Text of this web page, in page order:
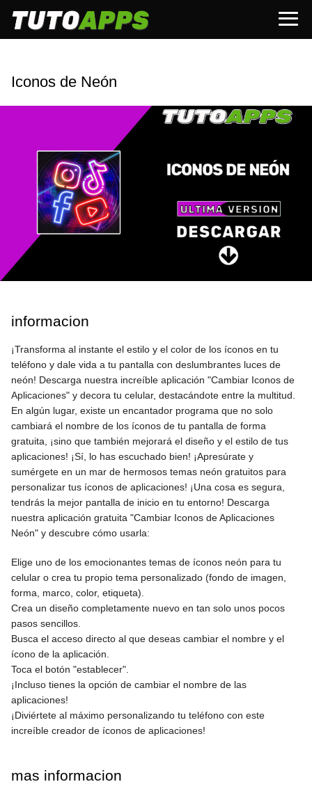
Iconos de Neón
informacion
¡Transforma al instante el estilo y el color de los íconos en tu
teléfono y dale vida a tu pantalla con deslumbrantes luces de
neón! Descarga nuestra increíble aplicación "Cambiar Iconos de
Aplicaciones" y decora tu celular, destacándote entre la multitud.
En algún lugar, existe un encantador programa que no solo
cambiará el nombre de los íconos de tu pantalla de forma
gratuita, ¡sino que también mejorará el diseño y el estilo de tus
aplicaciones! ¡Sí, lo has escuchado bien! ¡Apresúrate y
sumérgete en un mar de hermosos temas neón gratuitos para
personalizar tus íconos de aplicaciones! ¡Una cosa es segura,
tendrás la mejor pantalla de inicio en tu entorno! Descarga
nuestra aplicación gratuita "Cambiar Iconos de Aplicaciones
Neón" y descubre cómo usarla:
Elige uno de los emocionantes temas de íconos neón para tu
celular o crea tu propio tema personalizado (fondo de imagen,
forma, marco, color, etiqueta).
Crea un diseño completamente nuevo en tan solo unos pocos
pasos sencillos.
Busca el acceso directo al que deseas cambiar el nombre y el
ícono de la aplicación.
Toca el botón "establecer".
¡Incluso tienes la opción de cambiar el nombre de las
aplicaciones!
¡Diviértete al máximo personalizando tu teléfono con este
increíble creador de íconos de aplicaciones!
mas informacion